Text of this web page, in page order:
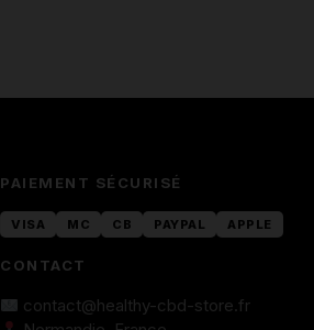
PAIEMENT SÉCURISÉ
VISA MC CB PAYPAL APPLE
CONTACT
contact@healthy-cbd-store.fr